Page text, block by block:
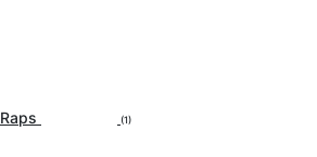
(1)